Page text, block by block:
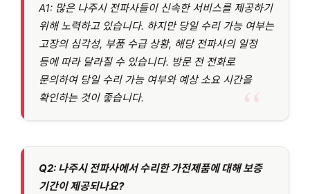
A1: 많은 나주시 전파사들이 신속한 서비스를 제공하기
위해 노력하고 있습니다. 하지만 당일 수리 가능 여부는
고장의 심각성, 부품 수급 상황, 해당 전파사의 일정
등에 따라 달라질 수 있습니다. 방문 전 전화로
문의하여 당일 수리 가능 여부와 예상 소요 시간을
확인하는 것이 좋습니다.
Q2: 나주시 전파사에서 수리한 가전제품에 대해 보증
기간이 제공되나요?